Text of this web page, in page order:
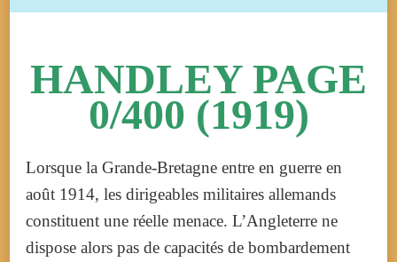
HANDLEY PAGE
0/400 (1919)
Lorsque la Grande-Bretagne entre en guerre en
août 1914, les dirigeables militaires allemands
constituent une réelle menace. L’Angleterre ne
dispose alors pas de capacités de bombardement